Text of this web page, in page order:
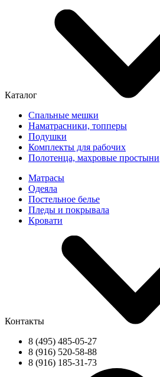
Каталог
Спальные мешки
Наматрасники, топперы
Подушки
Комплекты для рабочих
Полотенца, махровые простыни
Матрасы
Одеяла
Постельное белье
Пледы и покрывала
Кровати
Контакты
8 (495) 485-05-27
8 (916) 520-58-88
8 (916) 185-31-73